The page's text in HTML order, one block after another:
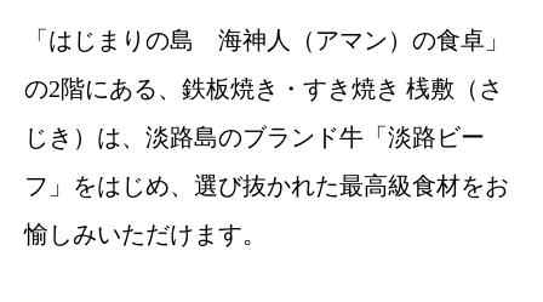
「はじまりの島 海神人（アマン）の食卓」
の2階にある、鉄板焼き・すき焼き 桟敷（さ
じき）は、淡路島のブランド牛「淡路ビー
フ」をはじめ、選び抜かれた最高級食材をお
愉しみいただけます。